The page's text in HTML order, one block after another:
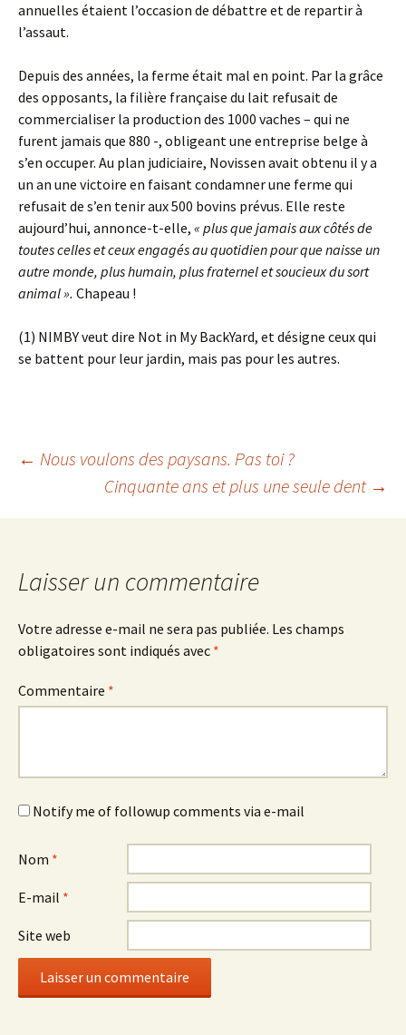
annuelles étaient l’occasion de débattre et de repartir à
l’assaut.
Depuis des années, la ferme était mal en point. Par la grâce
des opposants, la filière française du lait refusait de
commercialiser la production des 1000 vaches – qui ne
furent jamais que 880 -, obligeant une entreprise belge à
s’en occuper. Au plan judiciaire, Novissen avait obtenu il y a
un an une victoire en faisant condamner une ferme qui
refusait de s’en tenir aux 500 bovins prévus. Elle reste
aujourd’hui, annonce-t-elle, «plus que jamais aux côtés de
toutes celles et ceux engagés au quotidien pour que naisse un
autre monde, plus humain, plus fraternel et soucieux du sort
animal ». Chapeau !
(1) NIMBY veut dire Not in My BackYard, et désigne ceux qui
se battent pour leur jardin, mais pas pour les autres.
Navigation
des
articles
← Nous voulons des paysans. Pas toi ?
Cinquante ans et plus une seule dent →
Laisser un commentaire
Votre adresse e-mail ne sera pas publiée. Les champs
obligatoires sont indiqués avec *
Commentaire *
Notify me of followup comments via e-mail
Nom *
E-mail *
Site web